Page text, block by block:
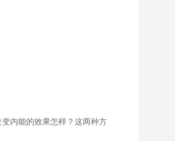
内能的效果怎样？这两种方